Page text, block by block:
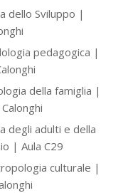
dello Sviluppo |
pedagogica |
della famiglia |
degli adulti e della
| Aula C29
culturale |